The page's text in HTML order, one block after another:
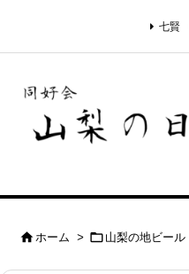
七賢
 ホーム >  山梨の地ビール